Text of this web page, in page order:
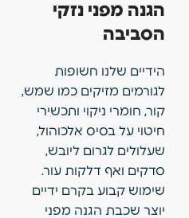
הגנה מפני נזקי
הסביבה
הידיים שלנו חשופות
לגורמים מזיקים כמו שמש,
קור, חומרי ניקוי ותכשירי
חיטוי על בסיס אלכוהול,
שעלולים לגרום ליובש,
סדקים ואף דלקות עור.
שימוש קבוע בקרם ידיים
יוצר שכבת הגנה מפני